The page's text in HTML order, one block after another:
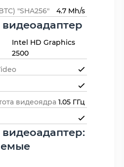
"SHA256" 4.7 Mh/s
Intel HD Graphics
2500
видеоядра 1.05 ГГц